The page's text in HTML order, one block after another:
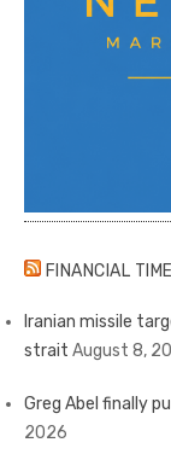
FINANCIAL
Iranian missile
strait August 8,
Greg Abel finally
2026